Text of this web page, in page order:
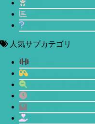
人気サブカテゴリ